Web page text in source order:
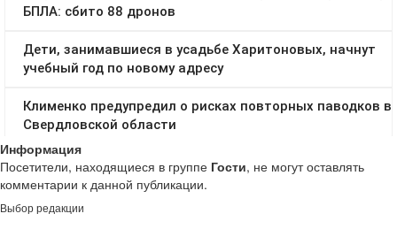
Информация
Посетители, находящиеся в группе Гости, не могут оставлять
комментарии к данной публикации.
Выбор редакции